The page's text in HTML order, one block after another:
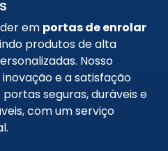
em portas de enrolar
produtos de alta
Nosso
e a satisfação
seguras, duráveis e
com um serviço